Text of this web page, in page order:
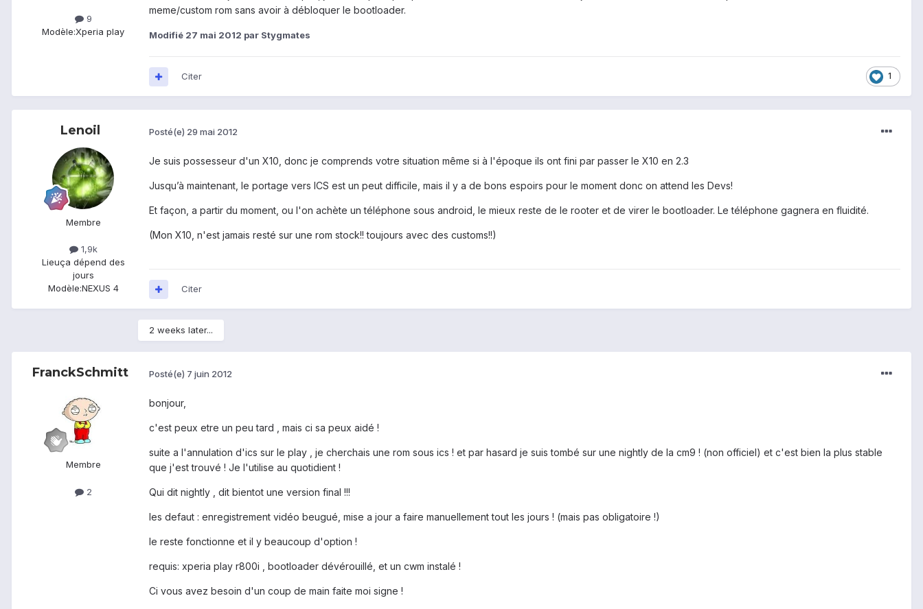
9
Modèle:Xperia play
meme/custom rom sans avoir à débloquer le bootloader.
Modifié 27 mai 2012 par Stygmates
1
Citer
Lenoil
Membre
1,9k
Lieuça dépend des
jours
Modèle:NEXUS 4
Posté(e) 29 mai 2012
Je suis possesseur d'un X10, donc je comprends votre situation même si à l'époque ils ont fini par passer le X10 en 2.3
Jusqu’à maintenant, le portage vers ICS est un peut difficile, mais il y a de bons espoirs pour le moment donc on attend les Devs!
Et façon, a partir du moment, ou l'on achète un téléphone sous android, le mieux reste de le rooter et de virer le bootloader. Le téléphone gagnera en fluidité.
(Mon X10, n'est jamais resté sur une rom stock!! toujours avec des customs!!)
Citer
2 weeks later...
FranckSchmitt
Membre
2
Posté(e) 7 juin 2012
bonjour,
c'est peux etre un peu tard , mais ci sa peux aidé !
suite a l'annulation d'ics sur le play , je cherchais une rom sous ics ! et par hasard je suis tombé sur une nightly de la cm9 ! (non officiel) et c'est bien la plus stable
que j'est trouvé ! Je l'utilise au quotidient !
Qui dit nightly , dit bientot une version final !!!
les defaut : enregistrement vidéo beugué, mise a jour a faire manuellement tout les jours ! (mais pas obligatoire !)
le reste fonctionne et il y beaucoup d'option !
requis: xperia play r800i , bootloader dévérouillé, et un cwm instalé !
Ci vous avez besoin d'un coup de main faite moi signe !